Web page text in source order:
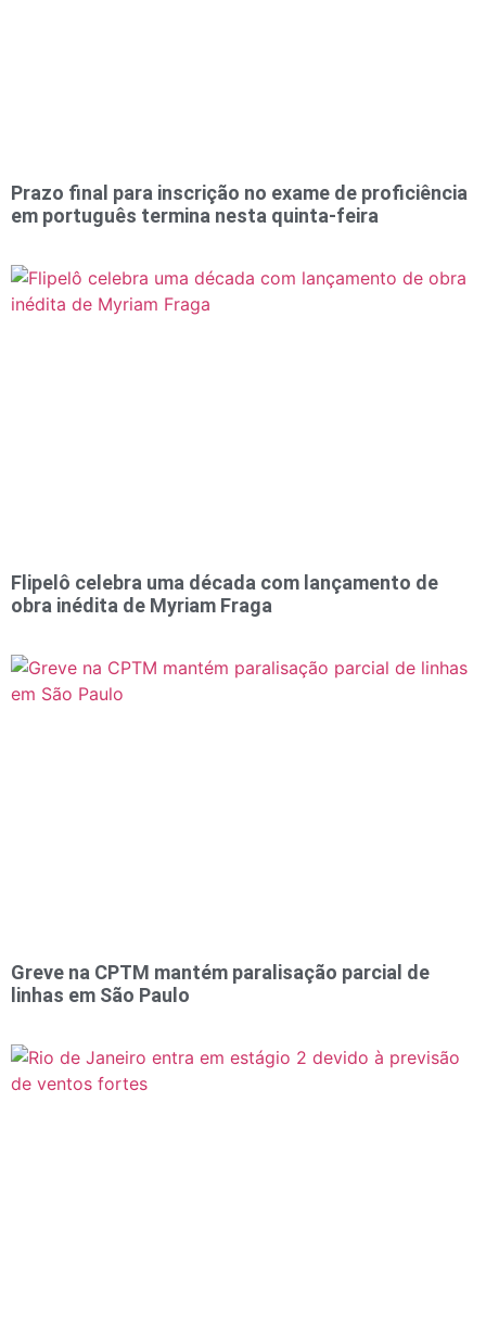
Prazo final para inscrição no exame de proficiência
em português termina nesta quinta-feira
Flipelô celebra uma década com lançamento de
obra inédita de Myriam Fraga
Greve na CPTM mantém paralisação parcial de
linhas em São Paulo